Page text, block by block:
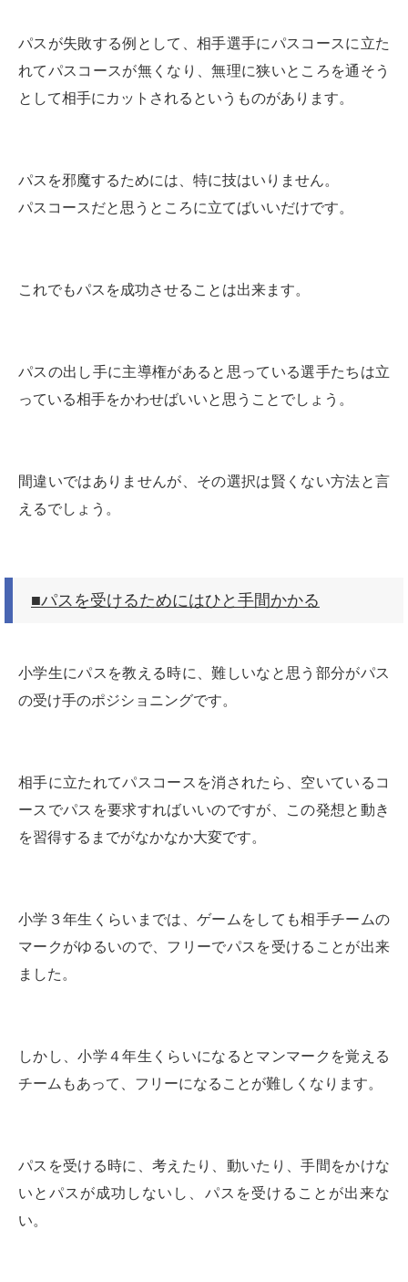
パスが失敗する例として、相手選手にパスコースに立た
れてパスコースが無くなり、無理に狭いところを通そう
として相手にカットされるというものがあります。
パスを邪魔するためには、特に技はいりません。
パスコースだと思うところに立てばいいだけです。
これでもパスを成功させることは出来ます。
パスの出し手に主導権があると思っている選手たちは立
っている相手をかわせばいいと思うことでしょう。
間違いではありませんが、その選択は賢くない方法と言
えるでしょう。
■パスを受けるためにはひと手間かかる
小学生にパスを教える時に、難しいなと思う部分がパス
の受け手のポジショニングです。
相手に立たれてパスコースを消されたら、空いているコ
ースでパスを要求すればいいのですが、この発想と動き
を習得するまでがなかなか大変です。
小学３年生くらいまでは、ゲームをしても相手チームの
マークがゆるいので、フリーでパスを受けることが出来
ました。
しかし、小学４年生くらいになるとマンマークを覚える
チームもあって、フリーになることが難しくなります。
パスを受ける時に、考えたり、動いたり、手間をかけな
いとパスが成功しないし、パスを受けることが出来な
い。